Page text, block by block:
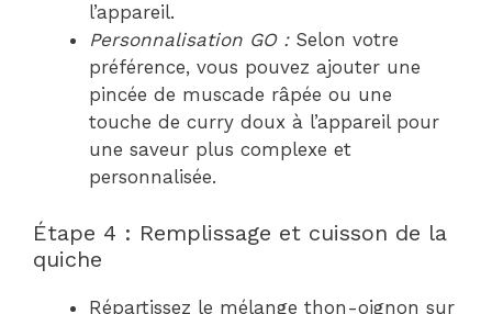
l’appareil.
Personnalisation GO :Selon votre
préférence, vous pouvez ajouter une
pincée de muscade râpée ou une
touche de curry doux à l’appareil pour
une saveur plus complexe et
personnalisée.
Étape 4 : Remplissage et cuisson de la
quiche
Répartissez le mélange thon-oignon sur